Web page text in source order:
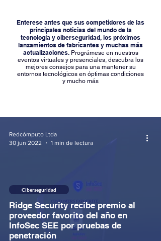
Enterese antes que sus competidores de las
principales noticias del mundo de la
tecnología y ciberseguridad, los próximos
lanzamientos de fabricantes y muchas más
actualizaciones. Prográmese en nuestros
eventos virtuales y presenciales, descubra los
mejores consejos para una mantener su
entornos tecnológicos en óptimas condiciones
y mucho más
Ridge Security recibe premio al
proveedor favorito del año en
InfoSec SEE por pruebas de
penetración
Ciberseguridad
Redcómputo Ltda
30 jun 2022
1 min de lectura